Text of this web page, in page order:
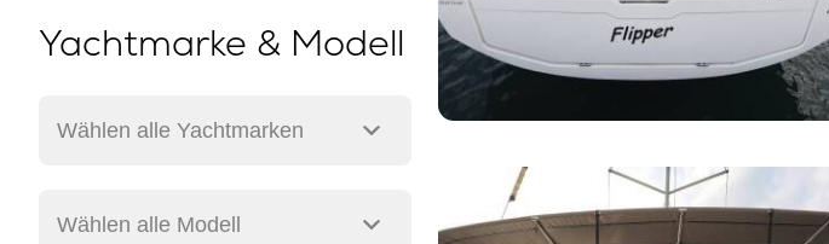
Yachtmarke & Modell
Bali Katamarane zur
Charter